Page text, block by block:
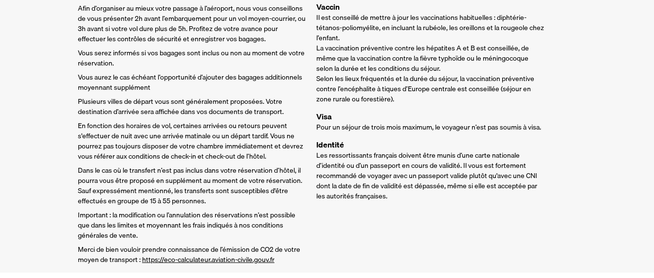
Afin d’organiser au mieux votre passage à l’aéroport, nous vous conseillons
de vous présenter 2h avant l’embarquement pour un vol moyen-courrier, ou
3h avant si votre vol dure plus de 5h. Profitez de votre avance pour
effectuer les contrôles de sécurité et enregistrer vos bagages.
Vous serez informés si vos bagages sont inclus ou non au moment de votre
réservation.
Vous aurez le cas échéant l’opportunité d’ajouter des bagages additionnels
moyennant supplément
Plusieurs villes de départ vous sont généralement proposées. Votre
destination d’arrivée sera affichée dans vos documents de transport.
En fonction des horaires de vol, certaines arrivées ou retours peuvent
s'effectuer de nuit avec une arrivée matinale ou un départ tardif. Vous ne
pourrez pas toujours disposer de votre chambre immédiatement et devrez
vous référer aux conditions de check-in et check-out de l’hôtel.
Dans le cas où le transfert n’est pas inclus dans votre réservation d’hôtel, il
pourra vous être proposé en supplément au moment de votre réservation.
Sauf expressément mentionné, les transferts sont susceptibles d'être
effectués en groupe de 15 à 55 personnes.
Important : la modification ou l’annulation des réservations n’est possible
que dans les limites et moyennant les frais indiqués à nos conditions
générales de vente.
Merci de bien vouloir prendre connaissance de l’émission de CO2 de votre
moyen de transport : https://eco-calculateur.aviation-civile.gouv.fr
Vaccin
Il est conseillé de mettre à jour les vaccinations habituelles : diphtérie-
tétanos-poliomyélite, en incluant la rubéole, les oreillons et la rougeole chez
l’enfant.
La vaccination préventive contre les hépatites A et B est conseillée, de
même que la vaccination contre la fièvre typhoïde ou le méningocoque
selon la durée et les conditions du séjour.
Selon les lieux fréquentés et la durée du séjour, la vaccination préventive
contre l’encéphalite à tiques d’Europe centrale est conseillée (séjour en
zone rurale ou forestière).
Visa
Pour un séjour de trois mois maximum, le voyageur n’est pas soumis à visa.
Identité
Les ressortissants français doivent être munis d’une carte nationale
d’identité ou d’un passeport en cours de validité. Il vous est fortement
recommandé de voyager avec un passeport valide plutôt qu'avec une CNI
dont la date de fin de validité est dépassée, même si elle est acceptée par
les autorités françaises.